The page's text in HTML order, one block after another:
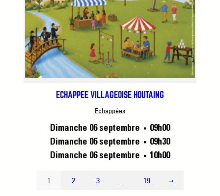
ÉCHAPPÉE VILLAGEOISE HOUTAING
Échappées
Dimanche 06 septembre ■
09h00
Dimanche 06 septembre
■
09h30
Dimanche 06 septembre
■ 10h00
1 2 3 … 19 →